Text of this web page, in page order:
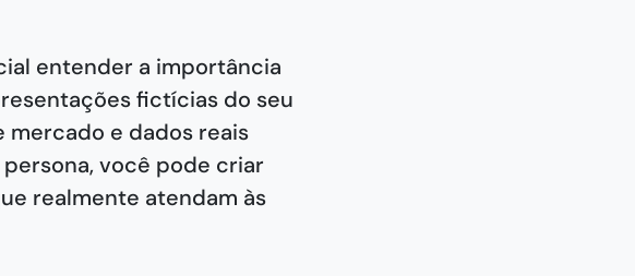
entender a importância
fictícias do seu
mercado e dados reais
você pode criar
realmente atendam às